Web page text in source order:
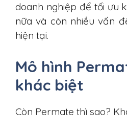
doanh nghiệp để tối ưu
nữa và còn nhiều vấn
hiện tại.
Mô hình
khác biệt
Còn Permate thì sao?